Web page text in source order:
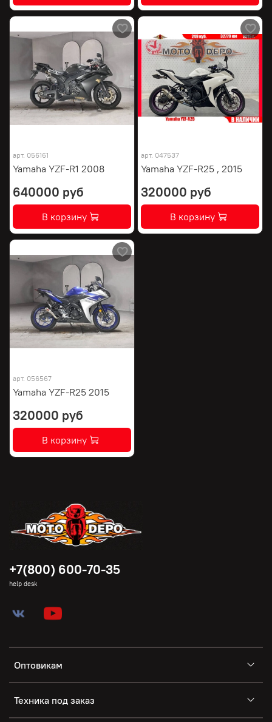
арт. 056161
Yamaha YZF-R1 2008
640000 руб
В корзину
арт. 047537
Yamaha YZF-R25 , 2015
320000 руб
В корзину
арт. 056567
Yamaha YZF-R25 2015
320000 руб
В корзину
Оптовикам
Техника под заказ
+7(800) 600-70-35
help desk